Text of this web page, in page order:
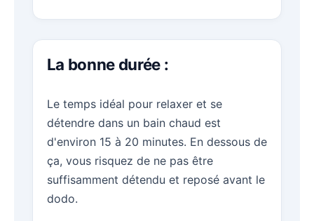
La bonne durée :
Le temps idéal pour relaxer et se
détendre dans un bain chaud est
d'environ 15 à 20 minutes. En dessous de
ça, vous risquez de ne pas être
suffisamment détendu et reposé avant le
dodo.